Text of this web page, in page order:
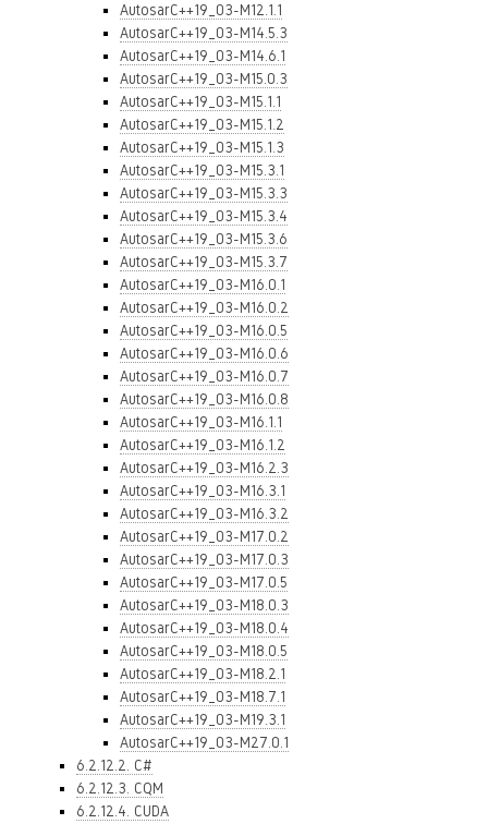
AutosarC++19_03-M12.1.1
AutosarC++19_03-M14.5.3
AutosarC++19_03-M14.6.1
AutosarC++19_03-M15.0.3
AutosarC++19_03-M15.1.1
AutosarC++19_03-M15.1.2
AutosarC++19_03-M15.1.3
AutosarC++19_03-M15.3.1
AutosarC++19_03-M15.3.3
AutosarC++19_03-M15.3.4
AutosarC++19_03-M15.3.6
AutosarC++19_03-M15.3.7
AutosarC++19_03-M16.0.1
AutosarC++19_03-M16.0.2
AutosarC++19_03-M16.0.5
AutosarC++19_03-M16.0.6
AutosarC++19_03-M16.0.7
AutosarC++19_03-M16.0.8
AutosarC++19_03-M16.1.1
AutosarC++19_03-M16.1.2
AutosarC++19_03-M16.2.3
AutosarC++19_03-M16.3.1
AutosarC++19_03-M16.3.2
AutosarC++19_03-M17.0.2
AutosarC++19_03-M17.0.3
AutosarC++19_03-M17.0.5
AutosarC++19_03-M18.0.3
AutosarC++19_03-M18.0.4
AutosarC++19_03-M18.0.5
AutosarC++19_03-M18.2.1
AutosarC++19_03-M18.7.1
AutosarC++19_03-M19.3.1
AutosarC++19_03-M27.0.1
6.2.12.2. C#
6.2.12.3. CQM
6.2.12.4. CUDA